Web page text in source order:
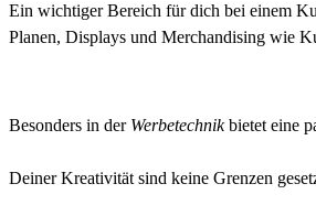
Ein wichtiger Bereich für dich bei einem
Planen, Displays und Merchandising wie
Besonders in der Werbetechnikbietet eine
Deiner Kreativität sind keine Grenzen